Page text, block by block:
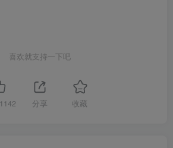
喜欢就支持一下吧
1142 分享 收藏